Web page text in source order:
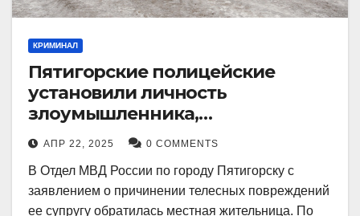
КРИМИНАЛ
Пятигорские полицейские
установили личность
злоумышленника,
причинившего телесные
повреждения местному жителю
АПР 22, 2025 0 COMMENTS
В Отдел МВД России по городу Пятигорску с
заявлением о причинении телесных повреждений
ее супругу обратилась местная жительница. По